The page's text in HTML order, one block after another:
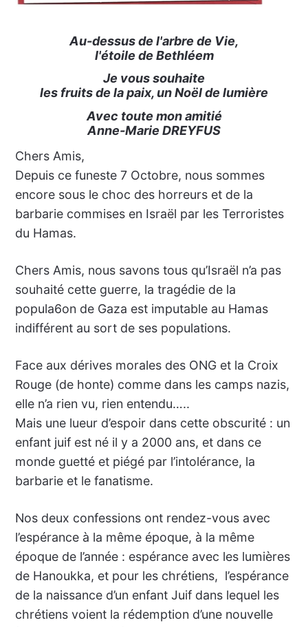
Au-dessus de l'arbre de Vie,
l'étoile de Bethléem
Je vous souhaite
les fruits de la paix, un Noël de lumière
Avec toute mon amitié
Anne-Marie DREYFUS
Chers Amis,
Depuis ce funeste 7 Octobre, nous sommes
encore sous le choc des horreurs et de la
barbarie commises en Israël par les Terroristes
du Hamas.
Chers Amis, nous savons tous qu’Israël n’a pas
souhaité cette guerre, la tragédie de la
popula6on de Gaza est imputable au Hamas
indifférent au sort de ses populations.
Face aux dérives morales des ONG et la Croix
Rouge (de honte) comme dans les camps nazis,
elle n’a rien vu, rien entendu…..
Mais une lueur d’espoir dans cette obscurité : un
enfant juif est né il y a 2000 ans, et dans ce
monde guetté et piégé par l’intolérance, la
barbarie et le fanatisme.
Nos deux confessions ont rendez-vous avec
l’espérance à la même époque, à la même
époque de l’année : espérance avec les lumières
de Hanoukka, et pour les chrétiens, l’espérance
de la naissance d’un enfant Juif dans lequel les
chrétiens voient la rédemption d’une nouvelle